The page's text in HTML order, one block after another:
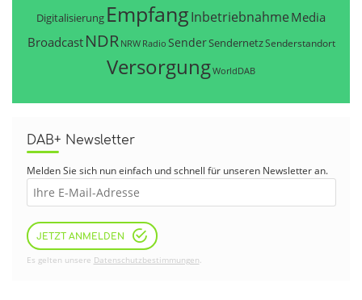
Digitalisierung EmpfangInbetriebnahme Media
Broadcast NDR NRW Radio SenderSendernetzSenderstandort
VersorgungWorldDAB
DAB+ Newsletter
Melden Sie sich nun einfach und schnell für unseren Newsletter an.
JETZT ANMELDEN
Es gelten unsere Datenschutzbestimmungen.